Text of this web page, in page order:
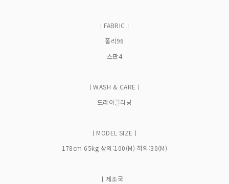
ㅣFABRICㅣ
폴리96
스판4
ㅣWASH & CAREㅣ
드라이클리닝
ㅣMODEL SIZEㅣ
178cm 65kg 상의:100(M) 하의:30(M)
ㅣ제조국ㅣ